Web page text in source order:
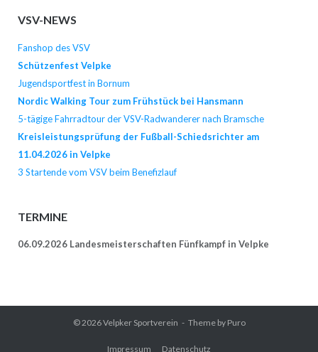
VSV-NEWS
Fanshop des VSV
Schützenfest Velpke
Jugendsportfest in Bornum
Nordic Walking Tour zum Frühstück bei Hansmann
5-tägige Fahrradtour der VSV-Radwanderer nach Bramsche
Kreisleistungsprüfung der Fußball-Schiedsrichter am
11.04.2026 in Velpke
3 Startende vom VSV beim Benefizlauf
TERMINE
06.09.2026 Landesmeisterschaften Fünfkampf in Velpke
© 2026Velpker Sportverein Theme by Puro
Impressum Datenschutz